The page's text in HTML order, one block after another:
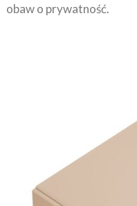
obaw o prywatność.